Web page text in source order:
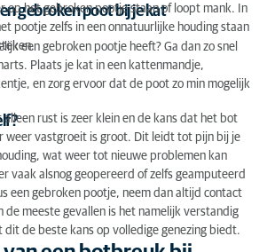
gebroken poot bij je kat
op het gebroken pootje staan of loopt mank. In
pootje zelfs in een onnatuurlijke houding staan
een gebroken pootje heeft? Ga dan zo snel
Plaats je kat in een kattenmandje,
en zorg ervoor dat de poot zo min mogelijk
alleen rust is zeer klein en de kans dat het bot
weer vastgroeit is groot. Dit leidt tot pijn bij je
wat weer tot nieuwe problemen kan
vaak alsnog geopereerd of zelfs geamputeerd
een gebroken pootje, neem dan altijd contact
de meeste gevallen is het namelijk verstandig
de beste kans op volledige genezing biedt.